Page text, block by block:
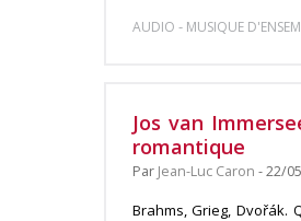
AUDIO - MUSIQUE
Jos van
romantique
Par Jean-Luc Caron - 22/
Brahms, Grieg, Dvořák.